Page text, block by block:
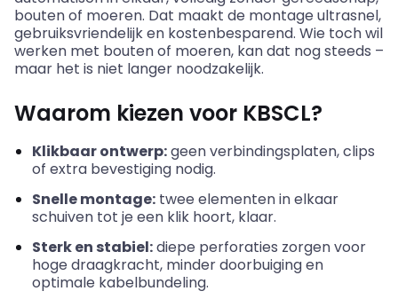
bouten of moeren. Dat maakt de montage ultrasnel,
gebruiksvriendelijk en kostenbesparend. Wie toch wil
werken met bouten of moeren, kan dat nog steeds –
maar het is niet langer noodzakelijk.
Waarom kiezen voor KBSCL?
Klikbaar ontwerp:geen verbindingsplaten, clips
of extra bevestiging nodig.
Snelle montage: twee elementen in elkaar
schuiven tot je een klik hoort, klaar.
Sterk en stabiel:diepe perforaties zorgen voor
hoge draagkracht, minder doorbuiging en
optimale kabelbundeling.